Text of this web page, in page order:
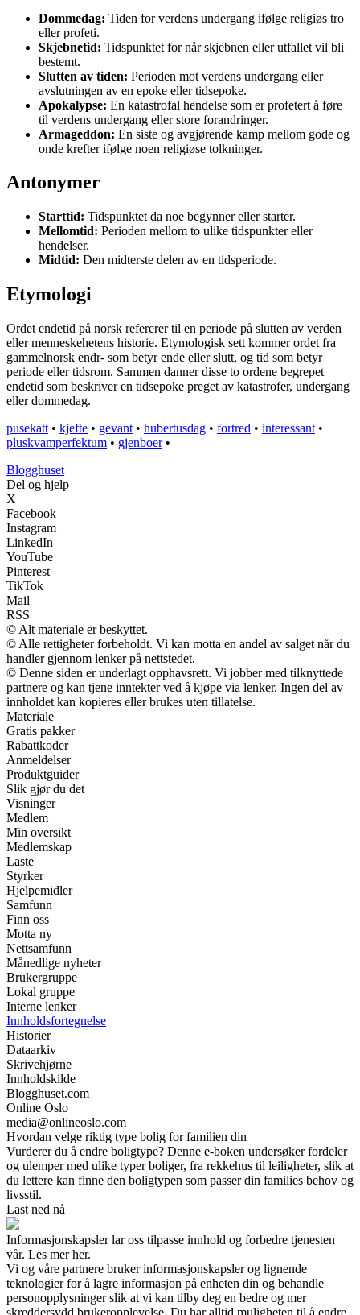
Dommedag: Tiden for verdens undergang ifølge religiøs tro
eller profeti.
Skjebnetid: Tidspunktet for når skjebnen eller utfallet vil bli
bestemt.
Slutten av tiden: Perioden mot verdens undergang eller
avslutningen av en epoke eller tidsepoke.
Apokalypse: En katastrofal hendelse som er profetert å føre
til verdens undergang eller store forandringer.
Armageddon: En siste og avgjørende kamp mellom gode og
onde krefter ifølge noen religiøse tolkninger.
Antonymer
Starttid: Tidspunktet da noe begynner eller starter.
Mellomtid: Perioden mellom to ulike tidspunkter eller
hendelser.
Midtid: Den midterste delen av en tidsperiode.
Etymologi
Ordet endetid på norsk refererer til en periode på slutten av verden
eller menneskehetens historie. Etymologisk sett kommer ordet fra
gammelnorsk endr- som betyr ende eller slutt, og tid som betyr
periode eller tidsrom. Sammen danner disse to ordene begrepet
endetid som beskriver en tidsepoke preget av katastrofer, undergang
eller dommedag.
pusekatt • kjefte • gevant • hubertusdag • fortred • interessant •
pluskvamperfektum • gjenboer•
Blogghuset
Del og hjelp
X
Facebook
Instagram
LinkedIn
YouTube
Pinterest
TikTok
Mail
RSS
© Alt materiale er beskyttet.
© Alle rettigheter forbeholdt. Vi kan motta en andel av salget når du
handler gjennom lenker på nettstedet.
© Denne siden er underlagt opphavsrett. Vi jobber med tilknyttede
partnere og kan tjene inntekter ved å kjøpe via lenker. Ingen del av
innholdet kan kopieres eller brukes uten tillatelse.
Materiale
Gratis pakker
Rabattkoder
Anmeldelser
Produktguider
Slik gjør du det
Visninger
Medlem
Min oversikt
Medlemskap
Laste
Styrker
Hjelpemidler
Samfunn
Finn oss
Motta ny
Nettsamfunn
Månedlige nyheter
Brukergruppe
Lokal gruppe
Interne lenker
Innholdsfortegnelse
Historier
Dataarkiv
Skrivehjørne
Innholdskilde
Blogghuset.com
Online Oslo
media@onlineoslo.com
Hvordan velge riktig type bolig for familien din
Vurderer du å endre boligtype? Denne e-boken undersøker fordeler
og ulemper med ulike typer boliger, fra rekkehus til leiligheter, slik at
du lettere kan finne den boligtypen som passer din families behov og
livsstil.
Last ned nå
Informasjonskapsler lar oss tilpasse innhold og forbedre tjenesten
vår. Les mer her.
Vi og våre partnere bruker informasjonskapsler og lignende
teknologier for å lagre informasjon på enheten din og behandle
personopplysninger slik at vi kan tilby deg en bedre og mer